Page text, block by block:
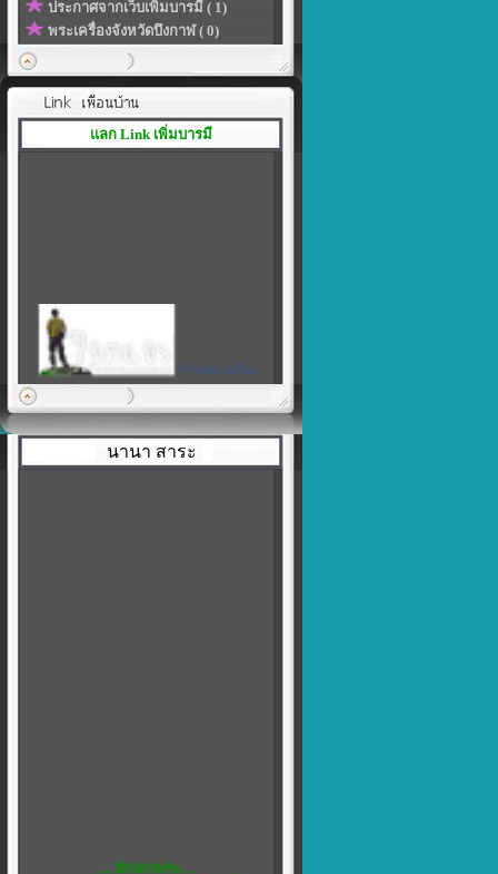
ประกาศจากเว็บเพิ่มบารมี ( 1)
พระเครื่องจังหวัดบึงกาฬ ( 0)
แลก Link เพิ่มบารมี
ร้านพระเครื่อง
เพิ่มบารมี|สร้างลิงค์ของโปรไฟล์ในแบบที่
เป็นตัวคุณเอง
นานา สาระ
....นักเลงพระ....